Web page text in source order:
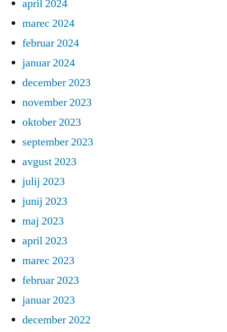
april 2024
marec 2024
februar 2024
januar 2024
december 2023
november 2023
oktober 2023
september 2023
avgust 2023
julij 2023
junij 2023
maj 2023
april 2023
marec 2023
februar 2023
januar 2023
december 2022